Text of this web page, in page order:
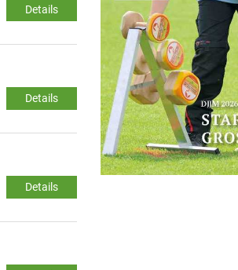
Details
Details
Details